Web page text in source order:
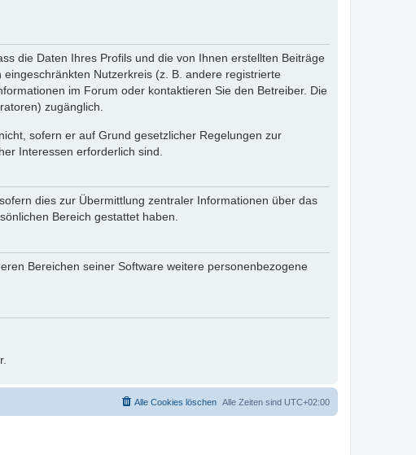
die Daten Ihres Profils und die von Ihnen erstellten Beiträge
Nutzerkreis (z. B. andere registrierte
im Forum oder kontaktieren Sie den Betreiber. Die
zugänglich.
sofern er auf Grund gesetzlicher Regelungen zur
Interessen erforderlich sind.
dies zur Übermittlung zentraler Informationen über das
Bereich gestattet haben.
Bereichen seiner Software weitere personenbezogene
Alle Zeiten sind UTC+02:00
Alle Cookies löschen